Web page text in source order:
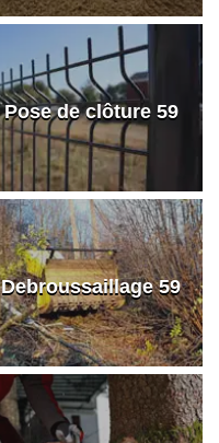
Pose de clôture 59
Debroussaillage 59